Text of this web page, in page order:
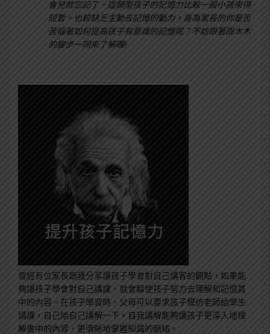
會兒就忘記了。這類型孩子的記憶力比較一般小孩來得
短暫，也較缺乏主動去記憶的動力。身為家長的你是否
苦惱著如何提高孩子有意識的記憶呢？不妨跟著雨木木
的腳步一同來了解囉!
曾經有位家長跟我分享讓孩子學會對自己講客的觀點，如果能
夠讓孩子學會對自己講課，就會驅使孩子努力去理解和記憶其
中的內容。在孩子學習時，父母可以要求孩子模仿老師給學生
講課，自己給自己講解一下。自我講解能夠讓孩子更深入地理
解書中的內容，更清晰地掌握知識的脈絡。